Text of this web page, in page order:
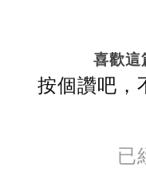
喜歡這
按個讚吧，
已